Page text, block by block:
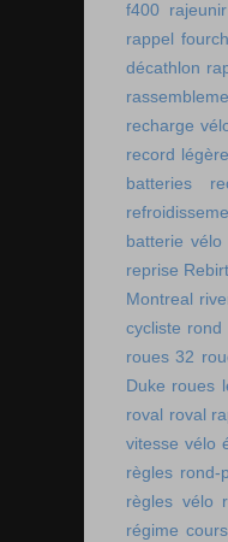
f400
rappel
décathlon
recharge
record
batteries
batterie vélo
reprise
Montreal
cycliste rond
roues 32
Duke roues
roval roval
vitesse vélo
règles rond-
règles vélo
régime